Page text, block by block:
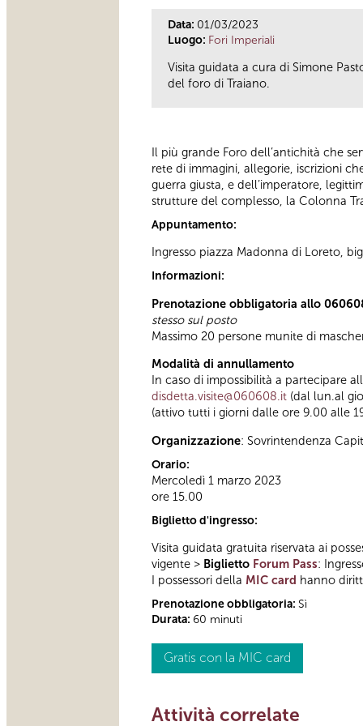
Data: 01/03/2023
Luogo: Fori Imperiali
Visita guidata a cura di Simone
del foro di Traiano.
Il più grande Foro dell’antichità che
rete di immagini, allegorie, iscrizioni
guerra giusta, e dell’imperatore,
strutture del complesso, la Colonna
Appuntamento:
Ingresso piazza Madonna di Loreto,
Informazioni:
Prenotazione obbligatoria allo
stesso sul posto
Massimo 20 persone munite di
Modalità di annullamento
In caso di impossibilità a partecipare
disdetta.visite@060608.it (dal lun.al
(attivo tutti i giorni dalle ore 9.00 alle
Organizzazione: Sovrintendenza
Orario:
Mercoledì 1 marzo 2023
ore 15.00
Biglietto d'ingresso:
Visita guidata gratuita riservata ai
vigente > Biglietto Forum Pass:
I possessori della MIC card hanno
Prenotazione obbligatoria: Sì
Durata: 60 minuti
Gratis con la MIC card
Attività correlate